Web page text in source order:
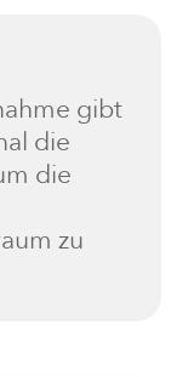
gibt
die
die
zu